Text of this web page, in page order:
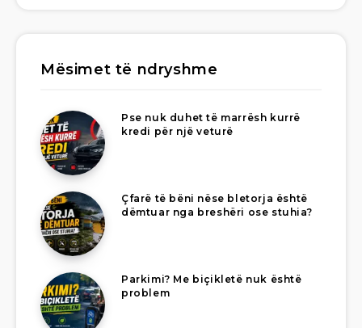
Mësimet të ndryshme
Pse nuk duhet të marrësh kurrë
kredi për një veturë
Çfarë të bëni nëse bletorja është
dëmtuar nga breshëri ose stuhia?
Parkimi? Me biçikletë nuk është
problem